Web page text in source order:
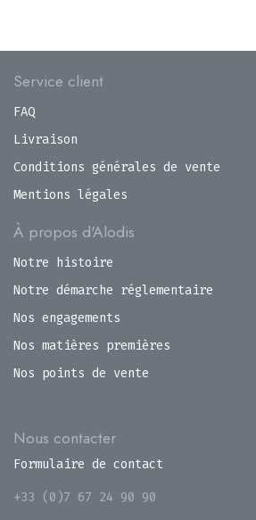
Service client
FAQ
Livraison
Conditions générales de vente
Mentions légales
À propos d'Alodis
Notre histoire
Notre démarche réglementaire
Nos engagements
Nos matières premières
Nos points de vente
Nous contacter
Formulaire de contact
+33 (0)7 67 24 90 90